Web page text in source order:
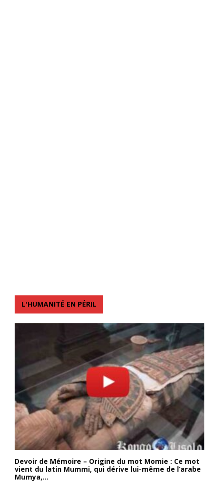
L'HUMANITÉ EN PÉRIL
Devoir de Mémoire – Origine du mot Momie : Ce mot
vient du latin Mummi, qui dérive lui-même de l’arabe
Mumya,...